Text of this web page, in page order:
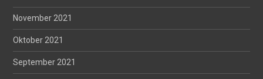
November 2021
Oktober 2021
September 2021